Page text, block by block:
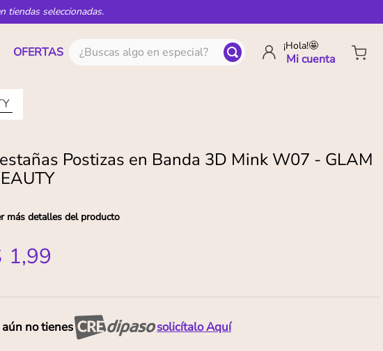
tiendas seleccionadas.
OFERTAS ¿Buscas algo en especial? ¡Hola!🤩
Postizas en Banda 3D Mink W07 - GLAM
más detalles del producto
1,99
aún no tienes solicítalo Aquí